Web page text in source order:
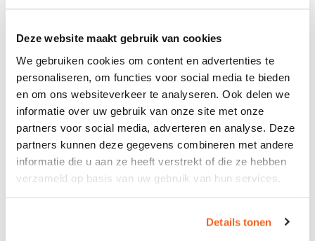
Deze website maakt gebruik van cookies
We gebruiken cookies om content en advertenties te
personaliseren, om functies voor social media te bieden
en om ons websiteverkeer te analyseren. Ook delen we
informatie over uw gebruik van onze site met onze
partners voor social media, adverteren en analyse. Deze
partners kunnen deze gegevens combineren met andere
informatie die u aan ze heeft verstrekt of die ze hebben
verzameld op basis van uw gebruik van hun services.
Details tonen